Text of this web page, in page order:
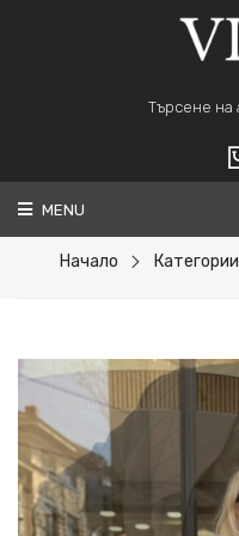
ВАШАТА
MENU
Начало Категории